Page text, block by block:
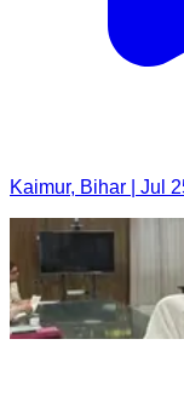
Kaimur, Bihar | Jul